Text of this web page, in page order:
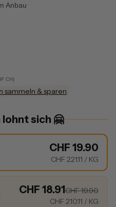
Anbau
CH)
sammeln & sparen
sich 🤗
CHF 19.90
CHF 221.11 / KG
CHF 18.91CHF 19.90
CHF 210.11 / KG